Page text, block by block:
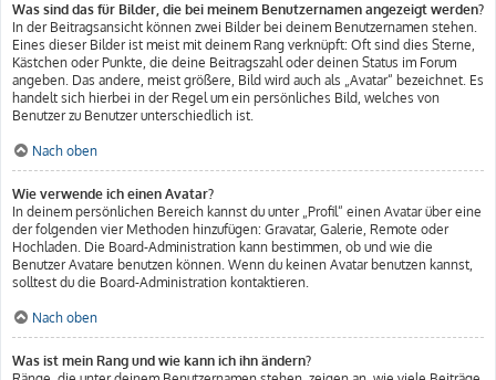
Was sind das für Bilder, die bei meinem Benutzernamen angezeigt werden?
In der Beitragsansicht können zwei Bilder bei deinem Benutzernamen stehen.
Eines dieser Bilder ist meist mit deinem Rang verknüpft: Oft sind dies Sterne,
Kästchen oder Punkte, die deine Beitragszahl oder deinen Status im Forum
angeben. Das andere, meist größere, Bild wird auch als „Avatar“ bezeichnet. Es
handelt sich hierbei in der Regel um ein persönliches Bild, welches von
Benutzer zu Benutzer unterschiedlich ist.
Nach oben
Wie verwende ich einen Avatar?
In deinem persönlichen Bereich kannst du unter „Profil“ einen Avatar über eine
der folgenden vier Methoden hinzufügen: Gravatar, Galerie, Remote oder
Hochladen. Die Board-Administration kann bestimmen, ob und wie die
Benutzer Avatare benutzen können. Wenn du keinen Avatar benutzen kannst,
solltest du die Board-Administration kontaktieren.
Nach oben
Was ist mein Rang und wie kann ich ihn ändern?